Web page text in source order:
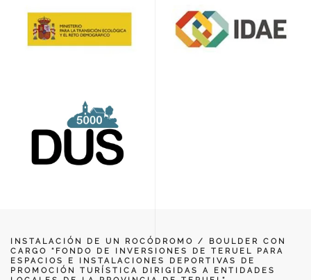
INSTALACIÓN DE UN ROCÓDROMO / BOULDER CON
CARGO “FONDO DE INVERSIONES DE TERUEL PARA
ESPACIOS E INSTALACIONES DEPORTIVAS DE
PROMOCIÓN TURÍSTICA DIRIGIDAS A ENTIDADES